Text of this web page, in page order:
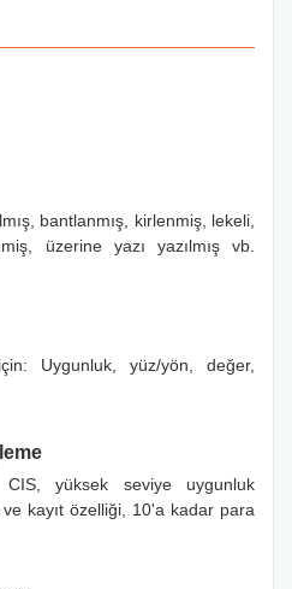
bantlanmış, kirlenmiş, lekeli,
üzerine yazı yazılmış vb.
Uygunluk, yüz/yön, değer,
yüksek seviye uygunluk
kayıt özelliği, 10'a kadar para